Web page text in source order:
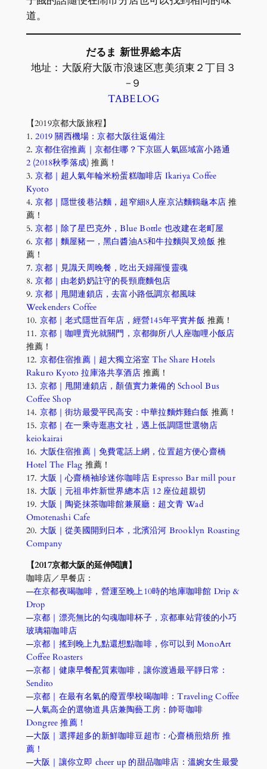
道。
だるま 新世界総本店
地址：大阪府大阪市浪速区恵美須東２丁目３
−９
TABELOG
【2019京都大阪旅程】
1.2019 關西機場：京都大阪往返備注
2.京都住宿推薦｜京都住哪？下京區人氣區域富小路通
2 (2018秋季落成) 推薦！
3.京都｜超人氣年輪米粉蛋糕咖啡店 Ikariya Coffee
Kyoto
4.京都｜隱世後巷沾麵，超窄細8人座京沾麵鶴龜本店 推
薦！
5.京都｜除了星巴克外，Blue Bottle 也改建在老町屋
6.京都｜麵屋豬一，黑白醬油A5和牛拉麵與叉燒飯推
薦！
7.京都｜見識天周晚餐，吃出天婦羅慢靈魂
8.京都｜由老奶奶註守的長頸鹿麵包店
9.京都｜甩開連鎖店，去富小路低調京都風味
Weekenders Coffee
10. 京都｜老式隱世百年店，經營145年平實丼飯推薦！
11. 京都｜咖哩賣光就關門，京都御所八人座咖哩小飯店
推薦！
12. 京都住宿推薦｜超大獨立浴室 The Share Hotels
Rakuro Kyoto 拉庫洛共享酒店推薦！
13. 京都｜甩開連鎖店，顏值實力兼備的 School Bus
Coffee Shop
14. 京都｜街坊最愛平民高安：中華拉麵炸雞白飯 推薦！
15. 京都｜在一乘寺逛惠文社，遇上低調隱世選物店
keiokairai
16. 大阪住宿推薦｜免費電話上網，位置超方便心齋橋
Hotel The Flag 推薦！
17. 大阪｜心齋橋袖珍迷你咖啡店 Espresso Bar mill pour
18. 大阪｜元祖串炸新世界總本店 12 座位超親切
19. 大阪｜陶瓷抹茶咖啡館兼展廳：超文青 Wad
Omotenashi Cafe
20. 大阪｜從美國開到日本，北濱沿河 Brooklyn Roasting
Company
【2017京都大阪的延伸閱讀】
咖啡店／早餐店：
—在京都夜喝咖啡，營運至晚上10時的地庫咖啡館 Drip &
Drop
—京都｜漂亮無比的勾魂咖啡杯子，京都車站背後的小巧
玻璃箱咖啡店
—京都｜搖到晚上九點還想點咖啡，你可以到 MonoArt
Coffee Roasters
—京都｜健康早餐配質素咖啡，讓你渡過最平靜日常：
Sendito
—京都｜在最有名氣的廢置學校喝咖啡：Traveling Coffee
—人氣高企的選物道具店兼陶藝工房：帥哥咖啡
Dongree 推薦！
—大阪｜選擇超多的新鮮咖啡豆超市：心齋橋煎焙所 推
薦！
—大阪｜讓你立即 cheer up 的甜品咖啡店：溫婉女生最愛